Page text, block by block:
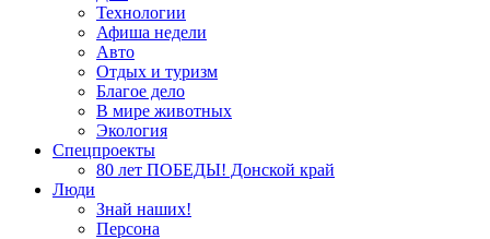
Технологии
Афиша недели
Авто
Отдых и туризм
Благое дело
В мире животных
Экология
Спецпроекты
80 лет ПОБЕДЫ! Донской край
Люди
Знай наших!
Персона